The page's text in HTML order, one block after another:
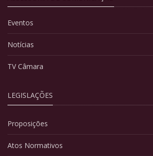
Eventos
Notícias
TV Câmara
LEGISLAÇÕES
Proposições
Atos Normativos